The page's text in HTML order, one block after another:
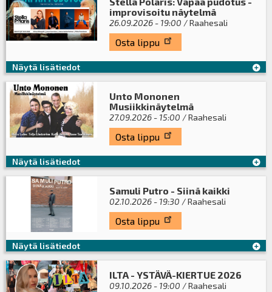
improvisoitu näytelmä
26.09.2026 - 19:00 / Raahesali
Osta lippu
Näytä lisätiedot
Unto Mononen
Musiikkinäytelmä
27.09.2026 - 15:00 / Raahesali
Osta lippu
Näytä lisätiedot
Samuli Putro - Siinä kaikki
02.10.2026 - 19:30 / Raahesali
Osta lippu
Näytä lisätiedot
ILTA - YSTÄVÄ-KIERTUE 2026
09.10.2026 - 19:00 / Raahesali